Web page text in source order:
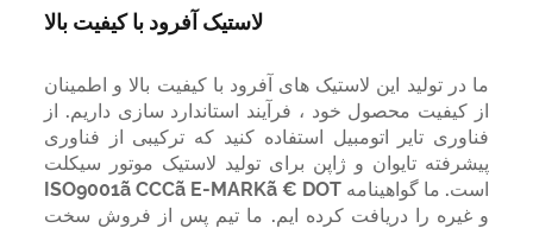
لاستیک آفرود با کیفیت بالا
ما در تولید این لاستیک های آفرود با کیفیت بالا و اطمینان
از کیفیت محصول خود ، فرآیند استاندارد سازی داریم. از
فناوری تایر اتومبیل استفاده کنید که ترکیبی از فناوری
پیشرفته تایوان و ژاپن برای تولید لاستیک موتور سیکلت
است. ما گواهینامه ISO9001ã CCCã E-MARKã € DOT
و غیره را دریافت کرده ایم. ما تیم پس از فروش سخت